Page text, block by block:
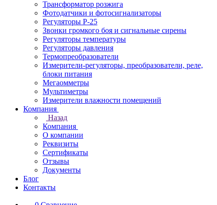
Трансформатор розжига
Фотодатчики и фотосигнализаторы
Регуляторы Р-25
Звонки громкого боя и сигнальные сирены
Регуляторы температуры
Регуляторы давления
Термопреобразователи
Измерители-регуляторы, преобразователи, реле,
блоки питания
Мегаомметры
Мультиметры
Измерители влажности помещений
Компания
Назад
Компания
О компании
Реквизиты
Сертификаты
Отзывы
Документы
Блог
Контакты